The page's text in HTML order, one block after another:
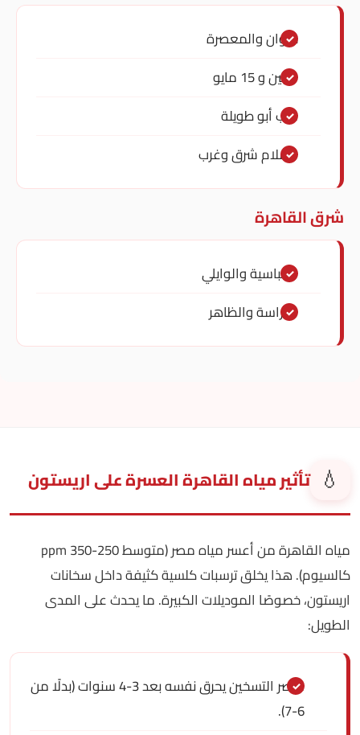
حلوان والمعصرة
التبين و 15 مايو
عرب أبو طويلة
السلام شرق وغرب
شرق القاهرة
العباسية والوايلي
الدراسة والظاهر
💧 تأثير مياه القاهرة العسرة على اريستون
مياه القاهرة من أعسر مياه مصر (متوسط 250-350 ppm
كالسيوم). هذا يخلق ترسبات كلسية كثيفة داخل سخانات
اريستون، خصوصًا الموديلات الكبيرة. ما يحدث على المدى
الطويل:
عنصر التسخين يحرق نفسه بعد 3-4 سنوات (بدلًا من
6-7).